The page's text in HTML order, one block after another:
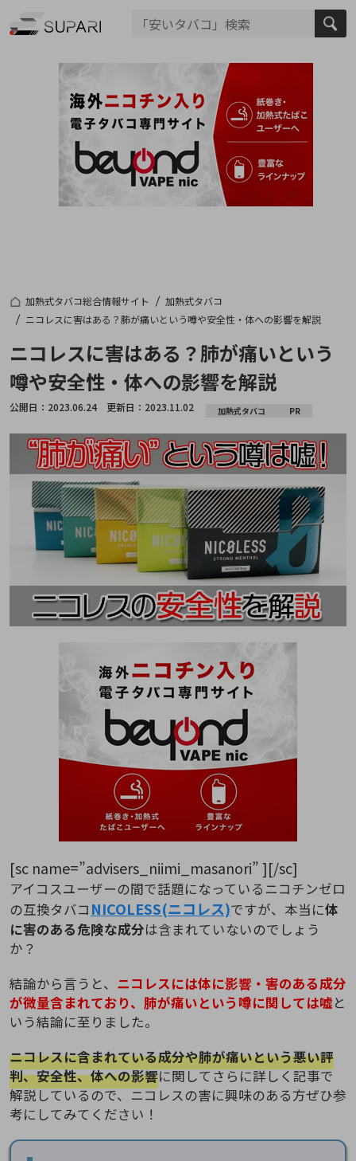
加熱式タバコ総合情報サイト
加熱式タバコ
ニコレスに害はある？肺が痛いという噂や安全性・体への影響を解説
ニコレスに害はある？肺が痛いという
噂や安全性・体への影響を解説
公開日： 2023.06.24 更新日： 2023.11.02 加熱式タバコ PR
[sc name=”advisers_niimi_masanori” ][/sc]
アイコスユーザーの間で話題になっているニコチンゼロ
の互換タバコ NICOLESS(ニコレス)ですが、本当に体
に害のある危険な成分は含まれていないのでしょう
か？
結論から言うと、 ニコレスには体に影響・害のある成分
が微量含まれており、肺が痛いという噂に関しては嘘と
いう結論に至りました。
ニコレスに含まれている成分や肺が痛いという悪い評
判、安全性、体への影響に関してさらに詳しく記事で
解説しているので、ニコレスの害に興味のある方ぜひ参
考にしてみてください！